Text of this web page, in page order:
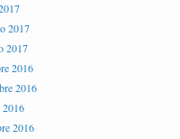
2017
2017
2016
2016
2016
2016